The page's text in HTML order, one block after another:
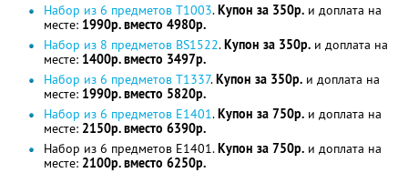
Набор из 6 предметов T1003.Купон за 350р. и доплата на
месте: 1990р. вместо 4980р.
Набор из 8 предметов BS1522.Купон за 350р. и доплата на
месте: 1400р. вместо 3497р.
Набор из 6 предметов T1337.Купон за 350р. и доплата на
месте: 1990р. вместо 5820р.
Набор из 6 предметов E1401.Купон за 750р. и доплата на
месте: 2150р. вместо 6390р.
Набор из 6 предметов E1401.Купон за 750р. и доплата на
месте: 2100р. вместо 6250р.